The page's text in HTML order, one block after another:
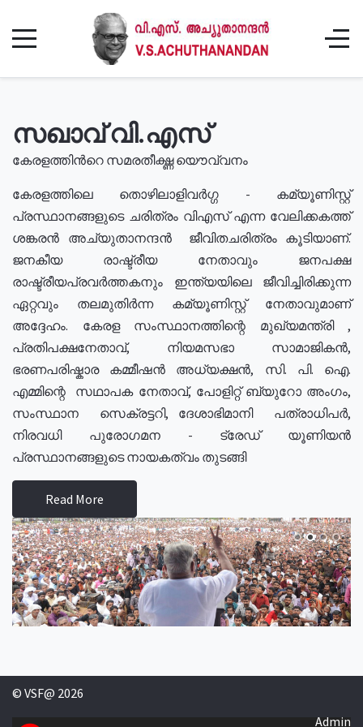
സഖാവ് വി.എസ്
കേരളത്തിൻറെ സമരതീക്ഷ്ണ യൌവ്വനം
കേരളത്തിലെ തൊഴിലാളിവർഗ്ഗ - കമ്യൂണിസ്റ്റ്
പ്രസ്ഥാനങ്ങളുടെ ചരിത്രം വിഎസ് എന്ന വേലിക്കകത്ത്
ശങ്കരൻ അച്യുതാനന്ദൻ ജീവിതചരിത്രം കൂടിയാണ്.
ജനകീയ രാഷ്ട്രീയ നേതാവും ജനപക്ഷ
രാഷ്ട്രീയപ്രവർത്തകനും ഇന്ത്യയിലെ ജീവിച്ചിരിക്കുന്ന
ഏറ്റവും തലമുതിർന്ന കമ്യൂണിസ്റ്റ് നേതാവുമാണ്
അദ്ദേഹം. കേരള സംസ്ഥാനത്തിന്റെ മുഖ്യമന്ത്രി ,
പ്രതിപക്ഷനേതാവ്, നിയമസഭാ സാമാജികൻ,
ഭരണപരിഷ്കാര കമ്മീഷൻ അധ്യക്ഷൻ, സി. പി. ഐ.
എമ്മിന്റെ സഥാപക നേതാവ്, പോളിറ്റ് ബ്യുറോ അംഗം,
സംസ്ഥാന സെക്രട്ടറി, ദേശാഭിമാനി പത്രാധിപർ,
നിരവധി പുരോഗമന - ട്രേഡ് യൂണിയൻ
പ്രസ്ഥാനങ്ങളുടെ നായകത്വം തുടങ്ങി
Read More
© VSF@ 2026
Admin